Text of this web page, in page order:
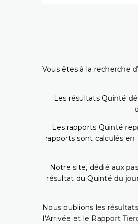
Vous êtes à la recherche
Les résultats Quinté
Les rapports Quinté
rapports sont calculés
Notre site, dédié aux
résultat du Quinté du
Nous publions les
l'Arrivée et le Rapport